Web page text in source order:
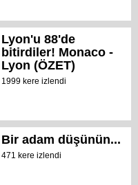
Lyon'u 88'de
bitirdiler! Monaco -
Lyon (ÖZET)
1999 kere izlendi
Bir adam düşünün...
471 kere izlendi